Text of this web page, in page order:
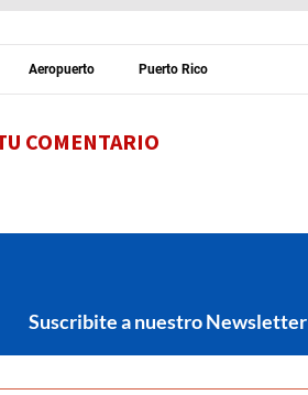
Aeropuerto Puerto Rico
COMENTARIO
Suscribite a nuestro Newsletter